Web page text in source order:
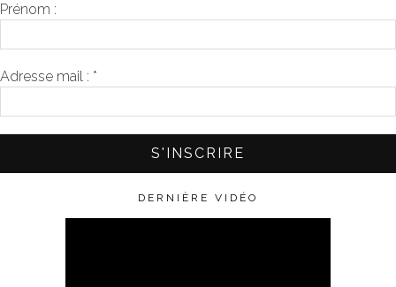
Prénom :
Adresse mail : *
DERNIÈRE VIDÉO